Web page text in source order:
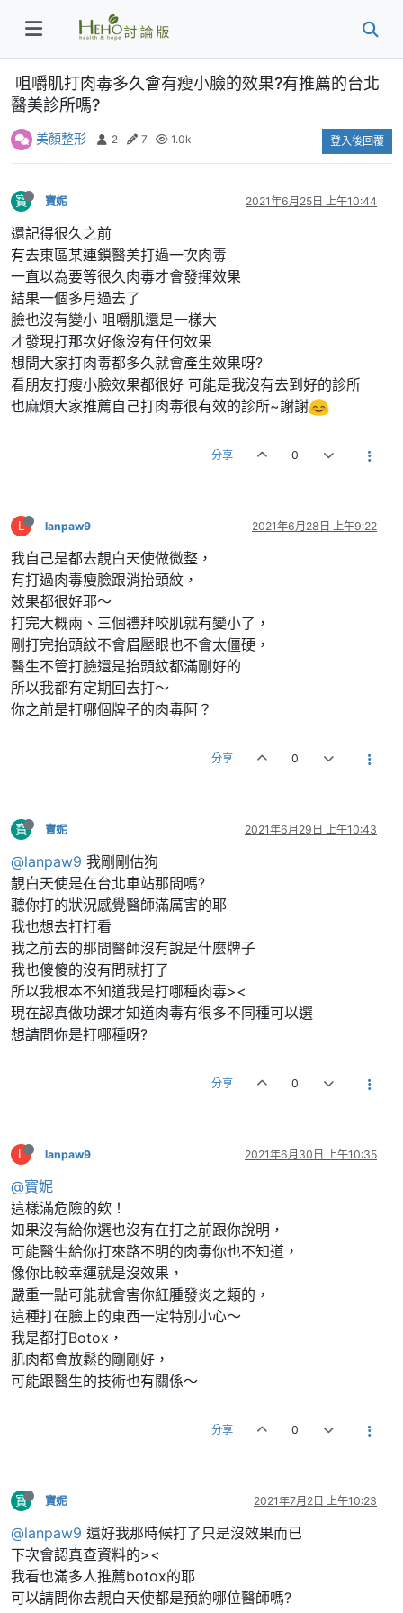
咀嚼肌打肉毒多久會有瘦小臉的效果?有推薦的台北
醫美診所嗎?
美顏整形 2 7 1.0k 登入後回覆
寶 寶妮 2021年6月25日 上午10:44
還記得很久之前
有去東區某連鎖醫美打過一次肉毒
一直以為要等很久肉毒才會發揮效果
結果一個多月過去了
臉也沒有變小 咀嚼肌還是一樣大
才發現打那次好像沒有任何效果
想問大家打肉毒都多久就會產生效果呀?
看朋友打瘦小臉效果都很好 可能是我沒有去到好的診所
也麻煩大家推薦自己打肉毒很有效的診所~謝謝
分享 0
L lanpaw9 2021年6月28日 上午9:22
我自己是都去靚白天使做微整，
有打過肉毒瘦臉跟消抬頭紋，
效果都很好耶～
打完大概兩、三個禮拜咬肌就有變小了，
剛打完抬頭紋不會眉壓眼也不會太僵硬，
醫生不管打臉還是抬頭紋都滿剛好的
所以我都有定期回去打～
你之前是打哪個牌子的肉毒阿？
分享 0
寶 寶妮 2021年6月29日 上午10:43
@lanpaw9 我剛剛估狗
靚白天使是在台北車站那間嗎?
聽你打的狀況感覺醫師滿厲害的耶
我也想去打打看
我之前去的那間醫師沒有說是什麼牌子
我也傻傻的沒有問就打了
所以我根本不知道我是打哪種肉毒><
現在認真做功課才知道肉毒有很多不同種可以選
想請問你是打哪種呀?
分享 0
L lanpaw9 2021年6月30日 上午10:35
@寶妮
這樣滿危險的欸！
如果沒有給你選也沒有在打之前跟你說明，
可能醫生給你打來路不明的肉毒你也不知道，
像你比較幸運就是沒效果，
嚴重一點可能就會害你紅腫發炎之類的，
這種打在臉上的東西一定特別小心～
我是都打Botox，
肌肉都會放鬆的剛剛好，
可能跟醫生的技術也有關係～
分享 0
寶 寶妮 2021年7月2日 上午10:23
@lanpaw9 還好我那時候打了只是沒效果而已
下次會認真查資料的><
我看也滿多人推薦botox的耶
可以請問你去靚白天使都是預約哪位醫師嗎?